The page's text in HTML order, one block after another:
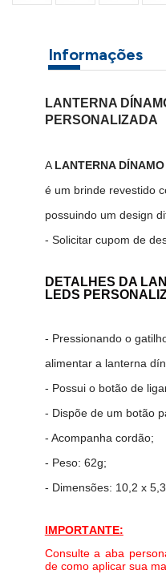
Informações
LANTERNA
PERSONALIZADA
A LANTERNA
é um brinde revestido
possuindo um design
- Solicitar cupom de
DETALHES DA
LEDS
- Pressionando o
alimentar a lanterna
- Possui o botão de
- Dispõe de um botão
- Acompanha cordão;
- Peso: 62g;
- Dimensões: 10,2 x
IMPORTANTE:
Consulte a aba
de como aplicar sua